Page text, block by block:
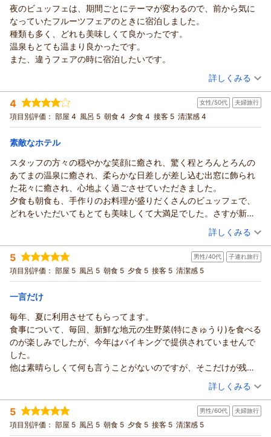
す。
そして、「チェックアウトするのが名残惜しい」「また必ず訪
れたい」との、最後のお言葉にとても胸が温かくなりました。
日常の喧騒をはなれ雄大な自然に触れられるのもご旅行の醍醐
味かと存じますので、ぜひまた「美味しいもの」と「癒し」を
求めて、違った季節にも遊びにいらしてくださいませ。
ります。
あてま高原リゾート ベルナティオ
（返信日：2026/08/07）
ました。入れない人も専用スリッパに履き替えればプールサイド
まで行けるのがすごくありがたい。ビュッフェは噂通り何食べて
も本っっっ当に美味しくて、味付けも濃くないのでたくさん食べ
られて子どもにも分けてあげやすかったです。貸切風呂のリファ
のシャワーヘッドやドライヤー、大浴場のシャンプーバーやフェ
ア製、どっさり置かれたアメニティとママにとっても大満足だと
思います。スタッフの方も子どもにも大人にも優しい。こんなに
書いても良いところが書ききれない！惜しかった点は洗面台に踏
み台が無かったため子を抱き上げてうがいや手洗いをさせなくて
せん)。チェックイン時のスタッフの方のご対応がお疲れだったの
か妙に冷たかった事(他の方はレストランや清掃の方含め温かかっ
たです、本当にその方だけ)。部屋に下水みたいな異臭が漂ってい
て、なんと原因が空気清浄機だった事(止めたら解消された)。貸切
風呂の窓が水垢で曇っていてせっかくの景色が見えづらかった事
と、床板が一部外れかかっていて知らずに踏み込んだら釘の頭が
いと思えるくらいには素晴らしいホテルでした！ありがとうござ
いました！
あてま高原リゾート ホテル ベルナティオからの返信
なな さま
この度はベルナティオをご利用いただき誠にありがとうござい
ます。
お荷物が多くなりがちなファミリー旅行だからこそ、手ぶらに
近い感覚でお越しいただけるよう、キッズアメニティの拡充に
力を入れておりますので、お役に立てましたら何よりでござい
ます。
また、ブッフェレストランでは、お子さまにも大人の方と同じ
ように選ぶお楽しみを味わっていただけるよう、キッズコーナ
ーではお子さまの取りやすい高さに、一口サイズの栄養満点メ
栄養たっぷりの野菜を好きになっていただけたらと思い、野菜
を三種類食べられたお子さまにプレゼントをお渡ししておりま
すので、旅先でも栄養満点の野菜を楽しくお選びいただけまし
たなら幸いにございます。
一方で、チェックイン時のご対応やお部屋の異臭の原因となっ
た空気清浄機、貸切風呂の窓の曇りや床板の不具合など、貴重
特に床板の不具合で釘が足に刺さってしまったとのこと、痛い
思いをさせてしまい誠に申し訳ございませんでした。
その後、お怪我の具合は大丈夫でしょうか。
直ちに確認を行い、該当箇所の修繕を実施いたしました。
また、踏み台につきましては、貸出備品の一つとしてご用意し
ております。
その他、お子さま用枕やベッドカードなどもございますので、
お気軽にお申しつけいただけますと幸いです。
至らない点もございましたが、「また行きたいと思えるくらい
には素晴らしいホテルでした！」と温かいお言葉をいただきま
お子さまの成長につれお食事や体験の楽しみが増えていくこと
と存じますので、春の芽吹きやふわふわの雪に触れたりと、季
節ごとにお楽しみいただけますと幸いです。
なな さまご家族のまたのお越しを、心よりお待ち申し上げてお
夜のビュッフェは、期間ごとにテーマが変わるので、前から気に
なっていたフルーツフェアのときに宿泊しました。
種類も多く、どれも美味しくて良かったです。
温泉もとても温まり良かったです。
また、違うフェアの時に宿泊したいです。
（投稿日：2026/07/29）
宿泊時期： 2026年06月宿泊 (家族旅行)
投稿者： やまさん(女性/40代)
宿泊プラン： 【室数限定】おかげさまで開業30周年！感謝を込めて3900円
引き！「Thank you（39）プラン」＜第1弾＞
ツイン 朝・夕
宿泊価格帯： 16,001～17,000円(大人一人あたり/税込)
あてま高原リゾート ホテル ベルナティオからの返信
やまさま
この度はベルナティオをご利用いただき誠にありがとうござい
ます。
お食事に温泉と堪能し、日常の喧騒を離れ心身ともにリフレッ
現在開催中の夏フルーツフェアでは、「メロンと海老の塩炒
め」や「パイナップル入り炒飯」など、フルーツと厳選食材を
掛け合わせたメニューが特にお勧めでございます。
そして、食べ物がより美味しく感じる秋には「佐渡島の金山」
として、世界文化遺産に登録された佐渡の食材と銘酒を取りそ
佐渡の伝統料理である鶏汁や紅ずわい蟹入り炒飯、佐渡乳業の
クリームチーズを使ったスフレチーズケーキもお勧めでござい
ますので、ぜひ今後のフェアもお楽しみいただけますと幸いで
す。
また、冬には雪景色を眺めながら、凛とした空気の中で浸かる
せ。
やまさまのまたのお越しを、心よりお待ち申し上げておりま
す。
詳しくみる
4 女性/50代 夫婦旅行
項目別評価： 部屋 4 風呂 5 朝食 4 夕食 4 接客 5 清潔感 4
素敵なホテル
スタッフの方々の穏やかな笑顔に癒され、驚く程とろんとろんの
あてまの温泉に癒され、柔らかな日差しが差し込む出窓に飾られ
た花々に癒され、心地よく過ごさせていただきました。
夕食も朝食も、手作りのお料理が盛りだくさんのビュッフェで、
どれをいただいてもとても美味しくて大満足でした。さすが新
潟、コシヒカリ、新之助とお米の銘柄が書かれていると、どちら
も食べてみたくなり、食べ過ぎてしまいました。スイーツは、ビ
ュッフェスタイルであんなにも美味しいケーキやチョコレート、
ジェララートをいただけるとは思っていなかったので感激しまし
た！
たです。美味しい新潟のお米と地魚のお刺身の組み合わせでいた
だいてみたかったです。
アメニティーも充実していて、シャンプーバーもよかったです。
ポポラにも行ってみました。木育、生き物のパネル、虫や魚の展
示もあり楽しめました。
今度は孫を連れて伺いたいと思っています。
（投稿日：2026/07/26）
宿泊時期： 2026年07月宿泊 (夫婦旅行)
投稿者： いとさん
宿泊プラン： 【じゃらんスペシャルウィーク】50％OFF★お日にち限定！贅
沢6大特典付きプラン＜2食付＞
和洋室 朝・夕
宿泊価格帯：
あてま高原リゾート ホテル ベルナティオからの返信
いと さま
この度はベルナティオをご利用いただき誠にありがとうござい
ます。
お出迎えからご出発まで、心安らぐひと時をお過ごしいただけ
あてま温泉で疲れを癒し、新潟の味覚に舌鼓を打ち、出窓に飾
っている花々にもお目を留めていただき大変嬉しい思いでおり
ます。
詳しくみる
5 男性/40代 子連れ旅行
項目別評価： 部屋 5 風呂 5 朝食 5 夕食 5 接客 5 清潔感 5
一言だけ
毎年、夏に利用させてもらってます。
食事について、毎回、新鮮な地元の生野菜(特にきゅうり)を食べる
のが楽しみでしたが、今年はバイキングで提供されていませんで
した。
他は素晴らしくて何も言うことがないのですが、そこだけが残念
（投稿日：2026/07/26）
宿泊時期： 2026年07月宿泊 (子連れ旅行)
投稿者： shikiさん
宿泊プラン： 【ファミリー／家族旅行】プール・アクティビティでレッツ遊
び体験★館内利用券2000円（26）
和洋室 朝・夕
詳しくみる
5 男性/60代 夫婦旅行
項目別評価： 部屋 5 風呂 5 朝食 5 夕食 5 接客 5 清潔感 5